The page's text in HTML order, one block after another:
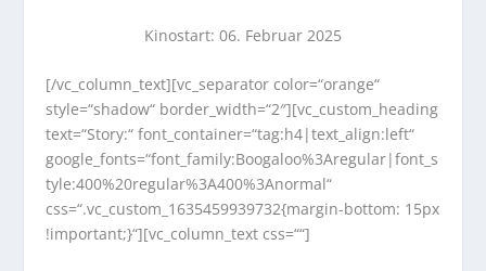
Kinostart: 06. Februar 2025
[/vc_column_text][vc_separator color=“orange“
style=“shadow“ border_width=“2″][vc_custom_heading
text=“Story:“ font_container=“tag:h4|text_align:left“
google_fonts=“font_family:Boogaloo%3Aregular|font_s
tyle:400%20regular%3A400%3Anormal“
css=“.vc_custom_1635459939732{margin-bottom: 15px
!important;}“][vc_column_text css=““]